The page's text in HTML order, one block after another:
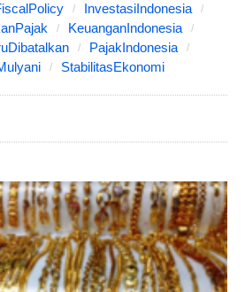
InvestasiIndonesia
KeuanganIndonesia
PajakIndonesia
StabilitasEkonomi